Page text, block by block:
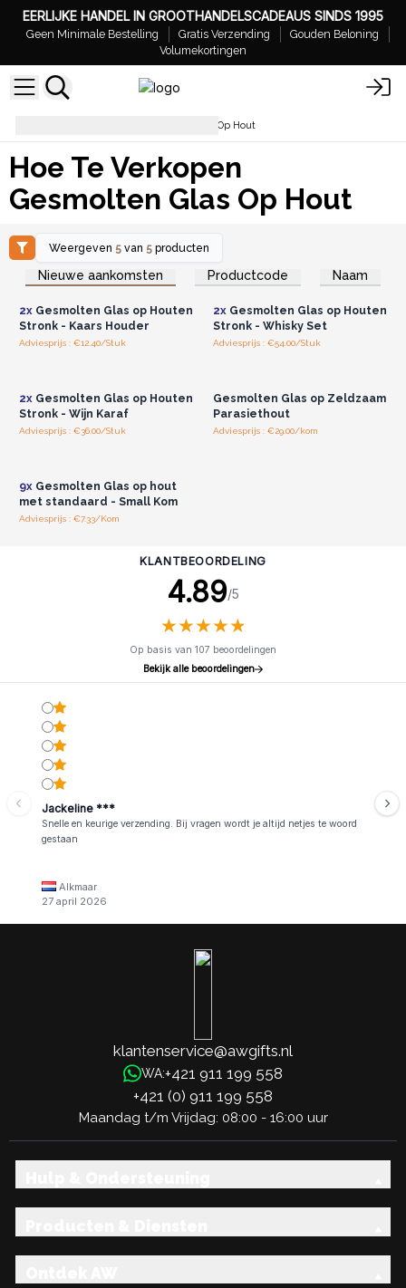
EERLIJKE HANDEL IN GROOTHANDELSCADEAUS SINDS 1995
Geen Minimale Bestelling Gratis Verzending
Gouden Beloning
Volumekortingen
Hoe Te Verkopen Gesmolten Glas Op Hout
Hoe Te Verkopen
Gesmolten Glas Op Hout
Weergeven 5 van 5 producten
Nieuwe aankomsten Productcode Naam
Log in of registreer u voor
groothandelsprijzen.
2xGesmolten Glas op Houten
Stronk - Kaars Houder
Adviesprijs : €12.40/Stuk
Log in of registreer u voor
groothandelsprijzen.
2xGesmolten Glas op Houten
Stronk - Whisky Set
Adviesprijs : €54.00/Stuk
2xGesmolten Glas op Houten
Stronk - Wijn Karaf
Adviesprijs : €36.00/Stuk
Gesmolten Glas op Zeldzaam
Parasiethout
Adviesprijs : €29.00/kom
9xGesmolten Glas op hout
met standaard - Small Kom
Adviesprijs : €7.33/Kom
KLANTBEOORDELING
4.89/5
★★★★★
★★★★★
Op basis van 107 beoordelingen
Bekijk alle beoordelingen
Jackeline ***
Snelle en keurige verzending. Bij vragen wordt je altijd netjes te woord
gestaan
Alkmaar
27 april 2026
klantenservice@awgifts.nl
WA:+421 911 199 558
+421 (0) 911 199 558
Maandag t/m Vrijdag: 08:00 - 16:00 uur